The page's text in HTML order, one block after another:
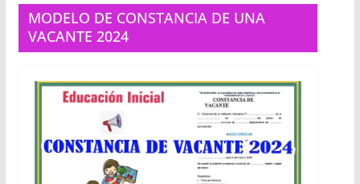
MODELO DE CONSTANCIA DE UNA
VACANTE 2024